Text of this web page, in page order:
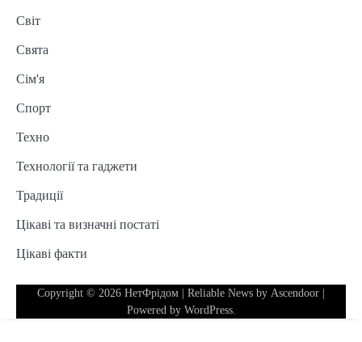
Світ
Свята
Сім'я
Спорт
Техно
Технології та гаджети
Традиції
Цікаві та визначні постаті
Цікаві факти
Copyright © 2026 НетФрідом | Reliable News by Ascendoor
Powered by WordPress.